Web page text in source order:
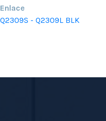
Enlace
Q2309S - Q2309L BLK